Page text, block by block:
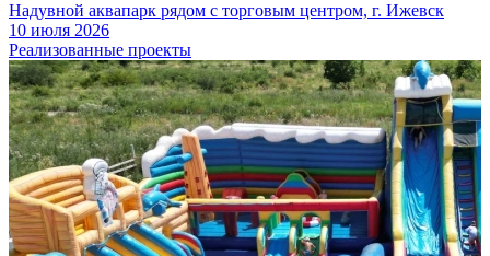
Надувной аквапарк рядом с торговым центром, г. Ижевск
10 июля 2026
Реализованные проекты